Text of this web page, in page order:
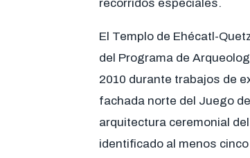
recorridos especiales.
El Templo de Ehécatl-
del Programa de
2010 durante trabajos de
fachada norte del Juego
arquitectura ceremonial
identificado al menos